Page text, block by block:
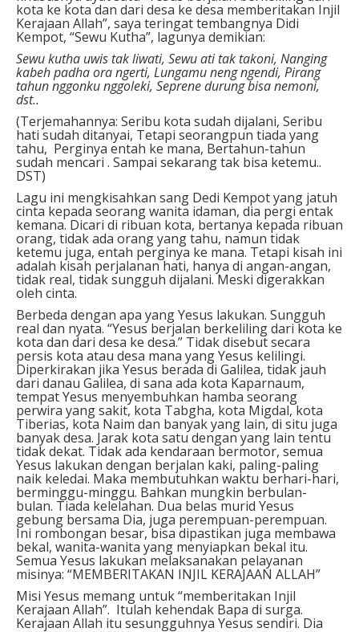
kota ke kota dan dari desa ke desa memberitakan Injil
Kerajaan Allah”, saya teringat tembangnya Didi
Kempot, “Sewu Kutha”, lagunya demikian:
Sewu kutha uwis tak liwati, Sewu ati tak takoni, Nanging
kabeh padha ora ngerti, Lungamu neng ngendi, Pirang
tahun nggonku nggoleki, Seprene durung bisa nemoni,
dst..
(Terjemahannya: Seribu kota sudah dijalani, Seribu
hati sudah ditanyai, Tetapi seorangpun tiada yang
tahu, Perginya entah ke mana, Bertahun-tahun
sudah mencari . Sampai sekarang tak bisa ketemu..
DST)
Lagu ini mengkisahkan sang Dedi Kempot yang jatuh
cinta kepada seorang wanita idaman, dia pergi entak
kemana. Dicari di ribuan kota, bertanya kepada ribuan
orang, tidak ada orang yang tahu, namun tidak
ketemu juga, entah perginya ke mana. Tetapi kisah ini
adalah kisah perjalanan hati, hanya di angan-angan,
tidak real, tidak sungguh dijalani. Meski digerakkan
oleh cinta.
Berbeda dengan apa yang Yesus lakukan. Sungguh
real dan nyata. “Yesus berjalan berkeliling dari kota ke
kota dan dari desa ke desa.” Tidak disebut secara
persis kota atau desa mana yang Yesus kelilingi.
Diperkirakan jika Yesus berada di Galilea, tidak jauh
dari danau Galilea, di sana ada kota Kaparnaum,
tempat Yesus menyembuhkan hamba seorang
perwira yang sakit, kota Tabgha, kota Migdal, kota
Tiberias, kota Naim dan banyak yang lain, di situ juga
banyak desa. Jarak kota satu dengan yang lain tentu
tidak dekat. Tidak ada kendaraan bermotor, semua
Yesus lakukan dengan berjalan kaki, paling-paling
naik keledai. Maka membutuhkan waktu berhari-hari,
berminggu-minggu. Bahkan mungkin berbulan-
bulan. Tiada kelelahan. Dua belas murid Yesus
gebung bersama Dia, juga perempuan-perempuan.
Ini rombongan besar, bisa dipastikan juga membawa
bekal, wanita-wanita yang menyiapkan bekal itu.
Semua Yesus lakukan melaksanakan pelayanan
misinya: “MEMBERITAKAN INJIL KERAJAAN ALLAH”
Misi Yesus memang untuk “memberitakan Injil
Kerajaan Allah”. Itulah kehendak Bapa di surga.
Kerajaan Allah itu sesungguhnya Yesus sendiri. Dia